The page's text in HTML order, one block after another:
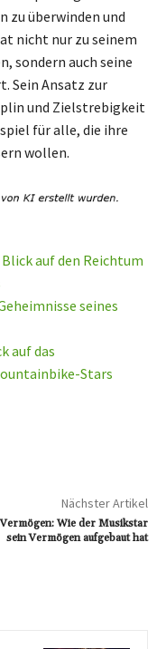
zu überwinden und
nicht nur zu seinem
sondern auch seine
Sein Ansatz zur
und Zielstrebigkeit
für alle, die ihre
wollen.
auf den Reichtum
seines
auf das
Stars
Nächster Artikel
Wie der Musikstar
sein Vermögen aufgebaut hat